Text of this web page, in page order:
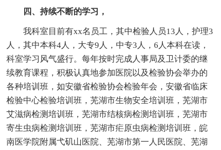
四、持续不断的学习，
我科室目前有xx名员工，其中检验人员13人，护理3
人，其中本科4人，大专9人，中专3人，6人本科在读，
科室学习风气盛行。每年按时完成人事局及卫计委的继
续教育课程，积极认真地参加医院以及检验协会举办的
各种培训班，如安徽省检验协会检验年会，安徽省临床
检验中心检验培训班，芜湖市生物安全培训班，芜湖市
艾滋病检测培训班，芜湖市结核病检测培训班，芜湖市
寄生虫病检测培训班，芜湖市疟原虫病检测培训班，皖
南医学院附属弋矶山医院、芜湖市第一人民医院、芜湖